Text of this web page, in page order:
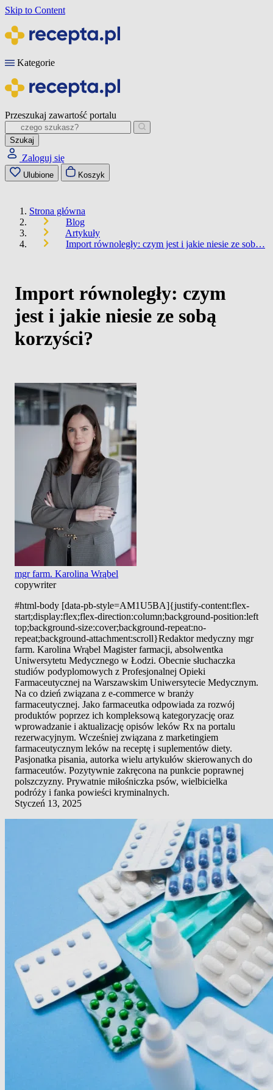
Skip to Content
Kategorie
Przeszukaj zawartość portalu
Szukaj
Zaloguj się
Ulubione Koszyk
Strona główna
Blog
Artykuły
Import równoległy: czym jest i jakie niesie ze sob…
Import równoległy: czym
jest i jakie niesie ze sobą
korzyści?
mgr farm. Karolina Wrąbel
copywriter
#html-body [data-pb-style=AM1U5BA]{justify-content:flex-
start;display:flex;flex-direction:column;background-position:left
top;background-size:cover;background-repeat:no-
repeat;background-attachment:scroll}Redaktor medyczny mgr
farm. Karolina Wrąbel Magister farmacji, absolwentka
Uniwersytetu Medycznego w Łodzi. Obecnie słuchaczka
studiów podyplomowych z Profesjonalnej Opieki
Farmaceutycznej na Warszawskim Uniwersytecie Medycznym.
Na co dzień związana z e-commerce w branży
farmaceutycznej. Jako farmaceutka odpowiada za rozwój
produktów poprzez ich kompleksową kategoryzację oraz
wprowadzanie i aktualizację opisów leków Rx na portalu
rezerwacyjnym. Wcześniej związana z marketingiem
farmaceutycznym leków na receptę i suplementów diety.
Pasjonatka pisania, autorka wielu artykułów skierowanych do
farmaceutów. Pozytywnie zakręcona na punkcie poprawnej
polszczyzny. Prywatnie miłośniczka psów, wielbicielka
podróży i fanka powieści kryminalnych.
Styczeń 13, 2025